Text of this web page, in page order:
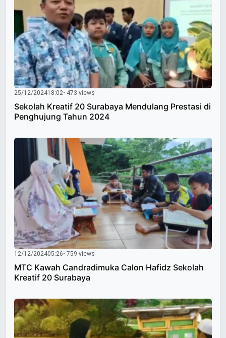
25/12/202418:02• 473 views
Sekolah Kreatif 20 Surabaya Mendulang Prestasi di
Penghujung Tahun 2024
12/12/202405:26• 759 views
MTC Kawah Candradimuka Calon Hafidz Sekolah
Kreatif 20 Surabaya